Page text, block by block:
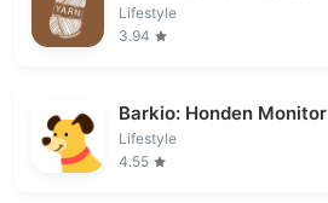
Lifestyle
3.94
Barkio: Honden Monitor
Lifestyle
4.55